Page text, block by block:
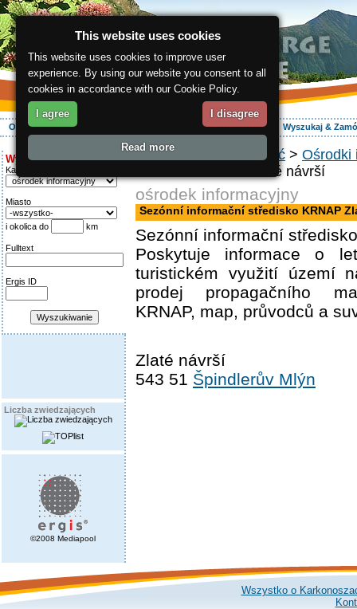
O regionie Aktywnie Zakwaterowanie Wyszukaj &
Wyszukiwanie:
Kategoria
Miasto
i okolica do km
Fulltext
Ergis ID
Liczba zwiedzających
©2008 Mediapool
ergis.cz Jak dojechać > Ośrodki
středisko KRNAP Zlaté návrší
ośrodek informacyjny
Sezónní informační středisko KRNAP
Sezónní informační středisko
Poskytuje informace o
turistickém využití území
prodej propagačního
KRNAP, map, průvodců a
Zlaté návrší
543 51 Špindlerův Mlýn
Wszystko o
This website uses cookies
This website uses cookies to improve user
experience. By using our website you consent to all
cookies in accordance with our Cookie Policy.
I agree I disagree
Read more